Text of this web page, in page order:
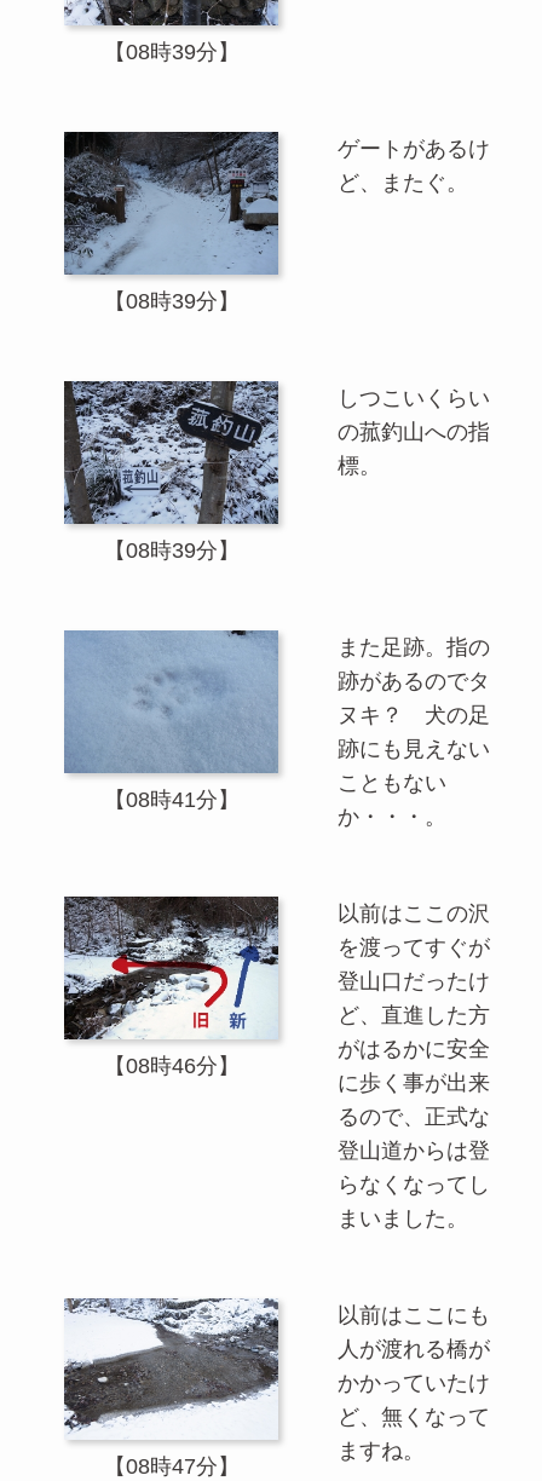
【08時39分】
【08時39分】
ゲートがあるけ
ど、またぐ。
【08時39分】
しつこいくらい
の菰釣山への指
標。
【08時41分】
また足跡。指の
跡があるのでタ
ヌキ？ 犬の足
跡にも見えない
こともない
か・・・。
【08時46分】
以前はここの沢
を渡ってすぐが
登山口だったけ
ど、直進した方
がはるかに安全
に歩く事が出来
るので、正式な
登山道からは登
らなくなってし
まいました。
【08時47分】
以前はここにも
人が渡れる橋が
かかっていたけ
ど、無くなって
ますね。